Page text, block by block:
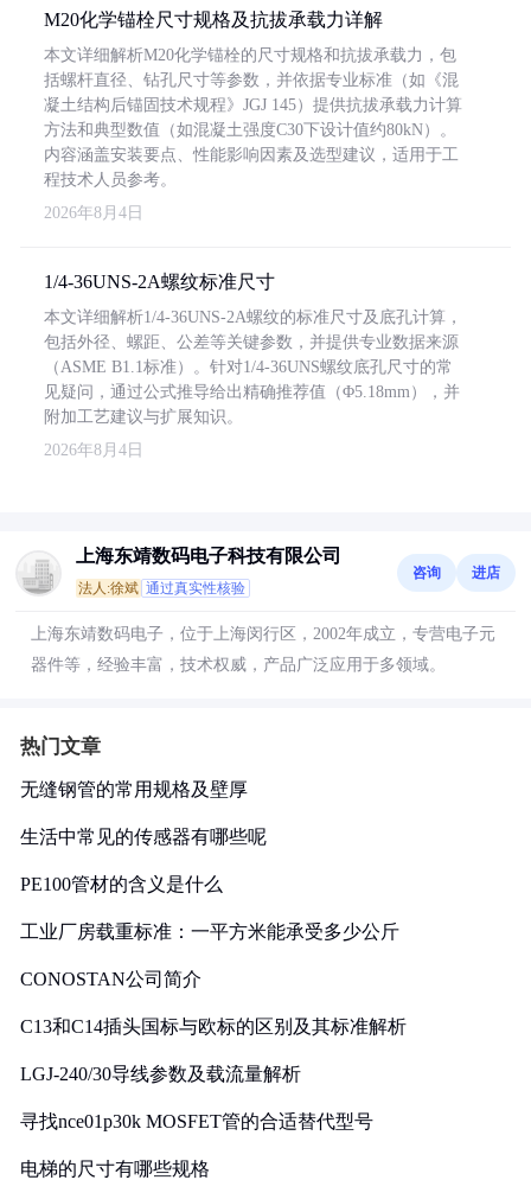
M20化学锚栓尺寸规格及抗拔承载力详解
本文详细解析M20化学锚栓的尺寸规格和抗拔承载力，包
括螺杆直径、钻孔尺寸等参数，并依据专业标准（如《混
凝土结构后锚固技术规程》JGJ 145）提供抗拔承载力计算
方法和典型数值（如混凝土强度C30下设计值约80kN）。
内容涵盖安装要点、性能影响因素及选型建议，适用于工
程技术人员参考。
2026年8月4日
1/4-36UNS-2A螺纹标准尺寸
本文详细解析1/4-36UNS-2A螺纹的标准尺寸及底孔计算，
包括外径、螺距、公差等关键参数，并提供专业数据来源
（ASME B1.1标准）。针对1/4-36UNS螺纹底孔尺寸的常
见疑问，通过公式推导给出精确推荐值（Φ5.18mm），并
附加工艺建议与扩展知识。
2026年8月4日
上海东靖数码电子科技有限公司
法人:徐斌 通过真实性核验
咨询 进店
上海东靖数码电子，位于上海闵行区，2002年成立，专营电子元
器件等，经验丰富，技术权威，产品广泛应用于多领域。
热门文章
无缝钢管的常用规格及壁厚
生活中常见的传感器有哪些呢
PE100管材的含义是什么
工业厂房载重标准：一平方米能承受多少公斤
CONOSTAN公司简介
C13和C14插头国标与欧标的区别及其标准解析
LGJ-240/30导线参数及载流量解析
寻找nce01p30k MOSFET管的合适替代型号
电梯的尺寸有哪些规格